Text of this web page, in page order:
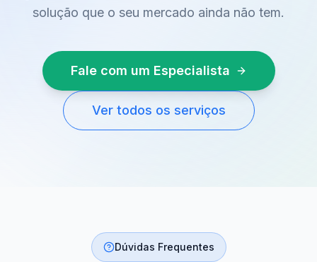
solução que o seu mercado ainda não tem.
Fale com um Especialista
Ver todos os serviços
Dúvidas Frequentes